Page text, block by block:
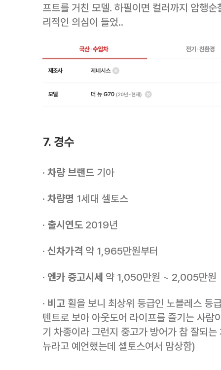
프트를 거친 모델. 하필이면 컬러까지 암행
리적인 의심이 들었..
7. 경수
· 차량 브랜드 기아
· 차량명 1세대 셀토스
· 출시연도 2019년
· 신차가격 약 1,965만원부터
· 엔카 중고시세 약 1,050만원 ~ 2,005만원
· 비고 휠을 보니 최상위 등급인 노블레스 등
텐트로 보아 아웃도어 라이프를 즐기는 사람
기 차종이라 그런지 중고가 방어가 참 잘되
뉴라고 예언했는데 셀토스여서 맘상함)